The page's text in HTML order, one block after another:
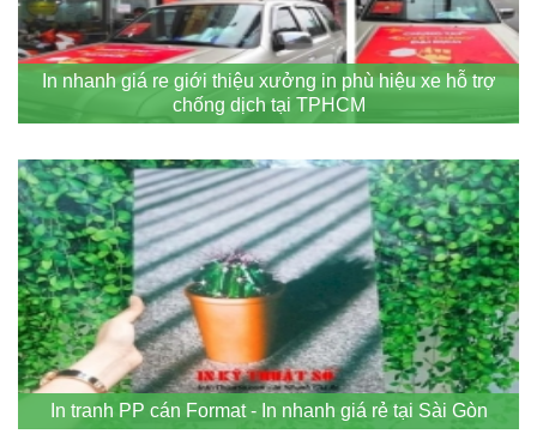
In nhanh giá re giới thiệu xưởng in phù hiệu xe hỗ trợ
chống dịch tại TPHCM
In tranh PP cán Format - In nhanh giá rẻ tại Sài Gòn